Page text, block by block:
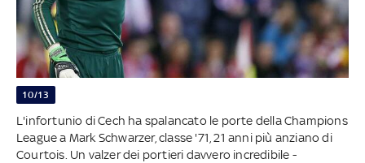
10/13
L'infortunio di Cech ha spalancato le porte della Champions
League a Mark Schwarzer, classe '71, 21 anni più anziano di
Courtois. Un valzer dei portieri davvero incredibile -